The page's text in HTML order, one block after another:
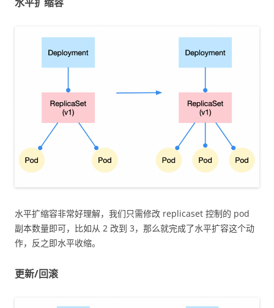
水平扩缩容非常好理解，我们只需修改 replicaset 控制的 pod
副本数量即可，比如从 2 改到 3，那么就完成了水平扩容这个动
作，反之即水平收缩。
更新/回滚